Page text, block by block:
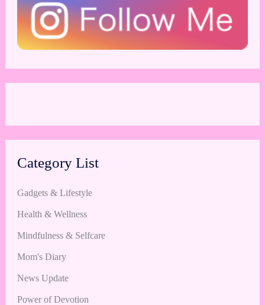
Category List
Gadgets & Lifestyle
Health & Wellness
Mindfulness & Selfcare
Mom's Diary
News Update
Power of Devotion